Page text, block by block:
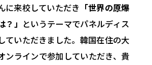
に来校していただき 「世界の原爆
」 というテーマでパネルディス
ていただきました。韓国在住の大
ンラインで参加していただき、貴